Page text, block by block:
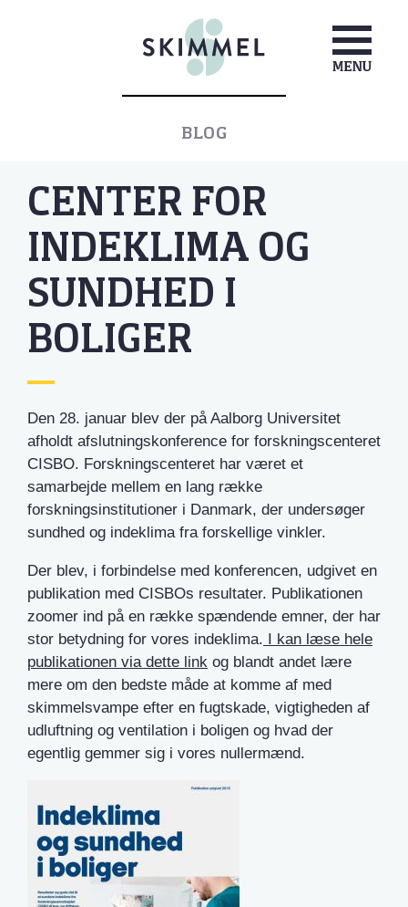
BLOG
CENTER FOR
INDEKLIMA OG
SUNDHED I
BOLIGER
Den 28. januar blev der på Aalborg Universitet
afholdt afslutningskonference for forskningscenteret
CISBO. Forskningscenteret har været et
samarbejde mellem en lang række
forskningsinstitutioner i Danmark, der undersøger
sundhed og indeklima fra forskellige vinkler.
Der blev, i forbindelse med konferencen, udgivet en
publikation med CISBOs resultater. Publikationen
zoomer ind på en række spændende emner, der har
stor betydning for vores indeklima. I kan læse hele
publikationen via dette link og blandt andet lære
mere om den bedste måde at komme af med
skimmelsvampe efter en fugtskade, vigtigheden af
udluftning og ventilation i boligen og hvad der
egentlig gemmer sig i vores nullermænd.